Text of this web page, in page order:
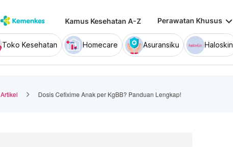
Kamus Kesehatan A-Z Perawatan Khusus keyboard_arrow_down
Toko Kesehatan Homecare Asuransiku Haloskin
Artikel Dosis Cefixime Anak per KgBB? Panduan Lengkap!